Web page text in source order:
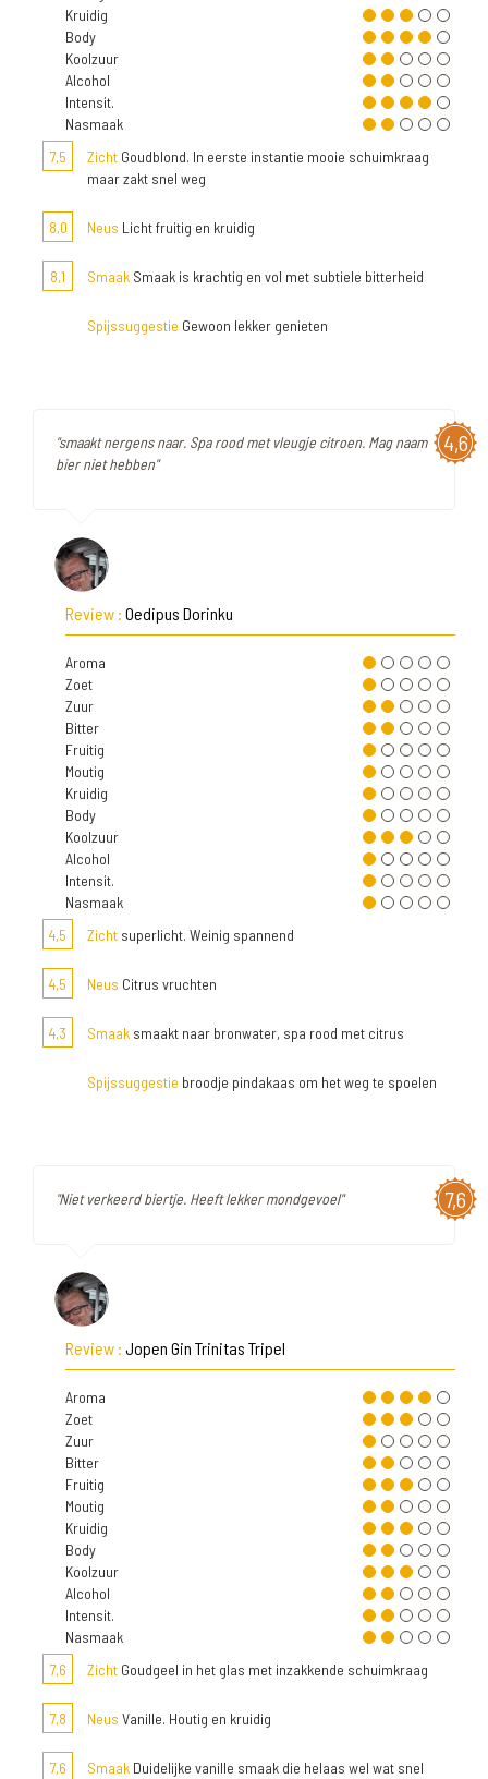
Kruidig
Body
Koolzuur
Alcohol
Intensit.
Nasmaak
7,5
Zicht Goudblond. In eerste instantie mooie schuimkraag
maar zakt snel weg
8,0 Neus Licht fruitig en kruidig
8,1 Smaak Smaak is krachtig en vol met subtiele bitterheid
Spijssuggestie Gewoon lekker genieten
4,6
"smaakt nergens naar. Spa rood met vleugje citroen. Mag naam
bier niet hebben"
Review : Oedipus Dorinku
Aroma
Zoet
Zuur
Bitter
Fruitig
Moutig
Kruidig
Body
Koolzuur
Alcohol
Intensit.
Nasmaak
4,5
Zicht superlicht. Weinig spannend
4,5 Neus Citrus vruchten
4,3 Smaak smaakt naar bronwater, spa rood met citrus
Spijssuggestie broodje pindakaas om het weg te spoelen
7,6
"Niet verkeerd biertje. Heeft lekker mondgevoel"
Review : Jopen Gin Trinitas Tripel
Aroma
Zoet
Zuur
Bitter
Fruitig
Moutig
Kruidig
Body
Koolzuur
Alcohol
Intensit.
Nasmaak
7,6
Zicht Goudgeel in het glas met inzakkende schuimkraag
7,8 Neus Vanille. Houtig en kruidig
7,6 Smaak Duidelijke vanille smaak die helaas wel wat snel